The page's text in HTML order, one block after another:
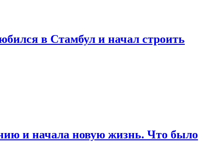
в Стамбул и начал строить
и начала новую жизнь. Что было